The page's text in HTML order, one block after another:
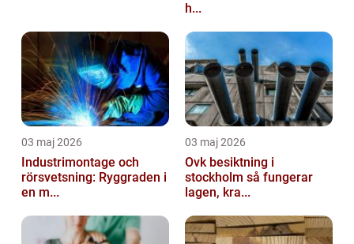
h...
03 maj 2026
Industrimontage och
rörsvetsning: Ryggraden i
en m...
03 maj 2026
Ovk besiktning i
stockholm så fungerar
lagen, kra...